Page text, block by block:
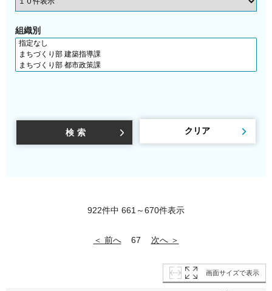
組織別
922件中 661～670件表示
＜ 前へ 67 次へ ＞
画面サイズで表示